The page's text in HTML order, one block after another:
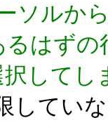
ソルか
はずの
して
してい